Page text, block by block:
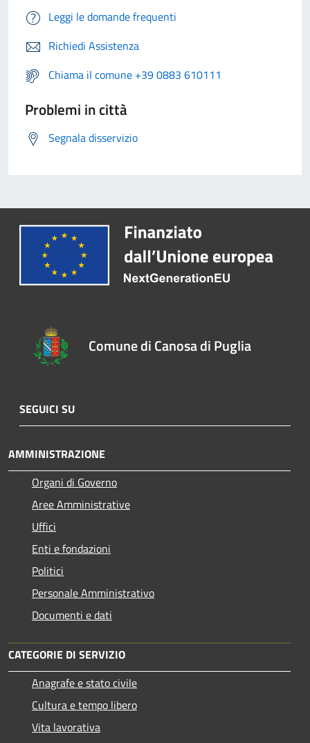
Leggi le domande frequenti
Richiedi Assistenza
Chiama il comune +39 0883 610111
Problemi in città
Segnala disservizio
Comune di Canosa di Puglia
SEGUICI SU
AMMINISTRAZIONE
Organi di Governo
Aree Amministrative
Uffici
Enti e fondazioni
Politici
Personale Amministrativo
Documenti e dati
CATEGORIE DI SERVIZIO
Anagrafe e stato civile
Cultura e tempo libero
Vita lavorativa